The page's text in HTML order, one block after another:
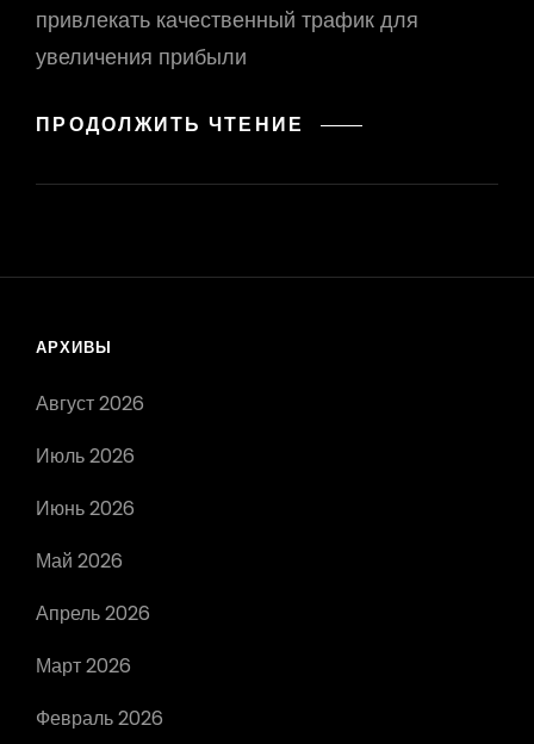
привлекать качественный трафик для
увеличения прибыли
ПРОДОЛЖИТЬ ЧТЕНИЕ НАУЧИТЕСЬ
КАЧЕСТВЕННЫЙ
УВЕЛИЧЕНИЯ
АРХИВЫ
Август 2026
Июль 2026
Июнь 2026
Май 2026
Апрель 2026
Март 2026
Февраль 2026